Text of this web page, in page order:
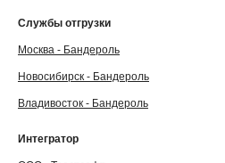
Службы отгрузки
Москва - Бандероль
Новосибирск - Бандероль
Владивосток - Бандероль
Интегратор